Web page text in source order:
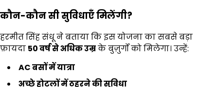
कौन-कौन सी सुविधाएँ मिलेंगी?
हरमीत सिंह संधू ने बताया कि इस योजना का सबसे बड़ा
फ़ायदा 50वर्ष से अधिक उम्रके बुज़ुर्गों को मिलेगा। उन्हें:
ACबसों में यात्रा
अच्छे होटलों में ठहरने की सुविधा